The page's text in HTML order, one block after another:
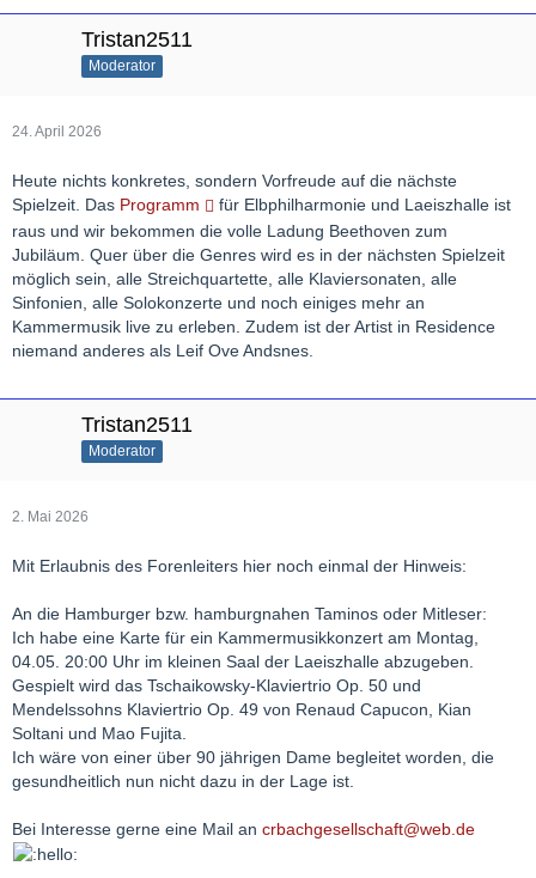
Tristan2511
Moderator
24. April 2026
Heute nichts konkretes, sondern Vorfreude auf die nächste
Spielzeit. Das Programm
für Elbphilharmonie und Laeiszhalle ist
raus und wir bekommen die volle Ladung Beethoven zum
Jubiläum. Quer über die Genres wird es in der nächsten Spielzeit
möglich sein, alle Streichquartette, alle Klaviersonaten, alle
Sinfonien, alle Solokonzerte und noch einiges mehr an
Kammermusik live zu erleben. Zudem ist der Artist in Residence
niemand anderes als Leif Ove Andsnes.
Tristan2511
Moderator
2. Mai 2026
Mit Erlaubnis des Forenleiters hier noch einmal der Hinweis:
An die Hamburger bzw. hamburgnahen Taminos oder Mitleser:
Ich habe eine Karte für ein Kammermusikkonzert am Montag,
04.05. 20:00 Uhr im kleinen Saal der Laeiszhalle abzugeben.
Gespielt wird das Tschaikowsky-Klaviertrio Op. 50 und
Mendelssohns Klaviertrio Op. 49 von Renaud Capucon, Kian
Soltani und Mao Fujita.
Ich wäre von einer über 90 jährigen Dame begleitet worden, die
gesundheitlich nun nicht dazu in der Lage ist.
Bei Interesse gerne eine Mail an crbachgesellschaft@web.de